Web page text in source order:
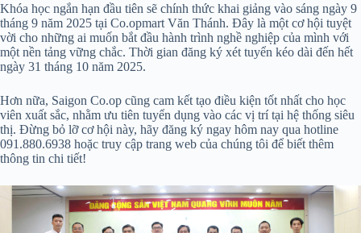
Khóa học ngắn hạn đầu tiên sẽ chính thức khai giảng vào sáng ngày 9
tháng 9 năm 2025 tại Co.opmart Văn Thánh. Đây là một cơ hội tuyệt
vời cho những ai muốn bắt đầu hành trình nghề nghiệp của mình với
một nền tảng vững chắc. Thời gian đăng ký xét tuyển kéo dài đến hết
ngày 31 tháng 10 năm 2025.
Hơn nữa, Saigon Co.op cũng cam kết tạo điều kiện tốt nhất cho học
viên xuất sắc, nhằm ưu tiên tuyển dụng vào các vị trí tại hệ thống siêu
thị. Đừng bỏ lỡ cơ hội này, hãy đăng ký ngay hôm nay qua hotline
091.880.6938 hoặc truy cập trang web của chúng tôi để biết thêm
thông tin chi tiết!